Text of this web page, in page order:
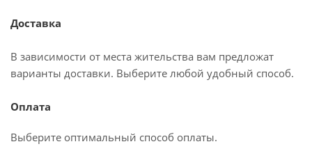
Доставка
В зависимости от места жительства вам предложат
варианты доставки. Выберите любой удобный способ.
Оплата
Выберите оптимальный способ оплаты.